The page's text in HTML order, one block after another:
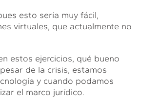
esto sería muy fácil,
virtuales, que actualmente no
estos ejercicios, qué bueno
de la crisis, estamos
y cuando podamos
el marco jurídico.